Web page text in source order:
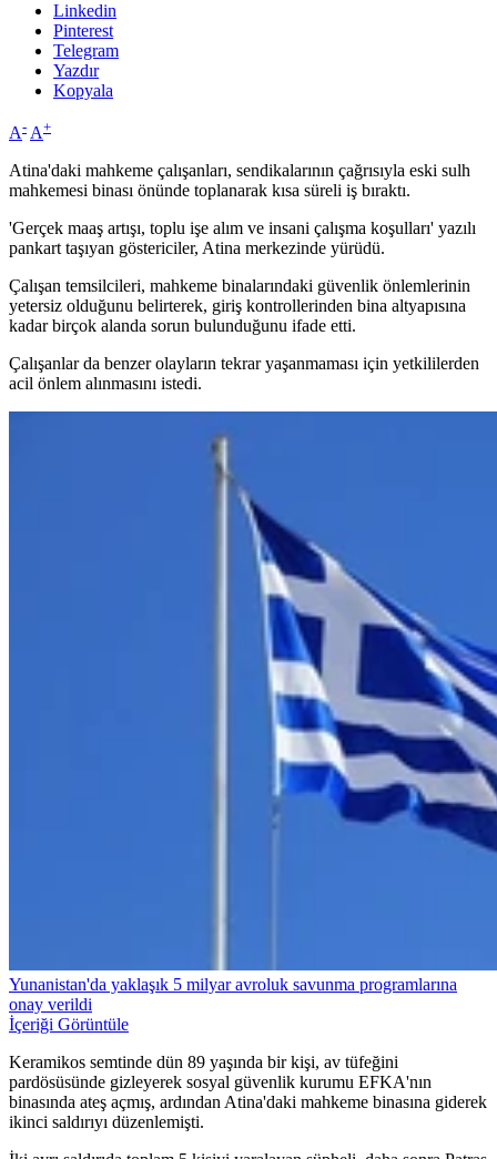
Linkedin
Pinterest
Telegram
Yazdır
Kopyala
A- A+
Atina'daki mahkeme çalışanları, sendikalarının çağrısıyla eski sulh
mahkemesi binası önünde toplanarak kısa süreli iş bıraktı.
'Gerçek maaş artışı, toplu işe alım ve insani çalışma koşulları' yazılı
pankart taşıyan göstericiler, Atina merkezinde yürüdü.
Çalışan temsilcileri, mahkeme binalarındaki güvenlik önlemlerinin
yetersiz olduğunu belirterek, giriş kontrollerinden bina altyapısına
kadar birçok alanda sorun bulunduğunu ifade etti.
Çalışanlar da benzer olayların tekrar yaşanmaması için yetkililerden
acil önlem alınmasını istedi.
Yunanistan'da yaklaşık 5 milyar avroluk savunma programlarına
onay verildi
İçeriği Görüntüle
Keramikos semtinde dün 89 yaşında bir kişi, av tüfeğini
pardösüsünde gizleyerek sosyal güvenlik kurumu EFKA'nın
binasında ateş açmış, ardından Atina'daki mahkeme binasına giderek
ikinci saldırıyı düzenlemişti.